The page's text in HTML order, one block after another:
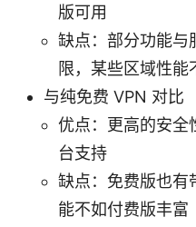
版可用
缺点：部分功能与
限，某些区域性能
与纯免费 VPN 对比
优点：更高的安全
台支持
缺点：免费版也有
能不如付费版丰富